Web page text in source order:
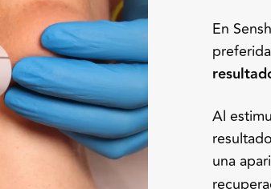
En
Al
una